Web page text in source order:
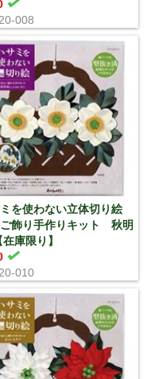
008
を使わない立体切り絵
飾り手作りキット 秋明
庫限り】
010